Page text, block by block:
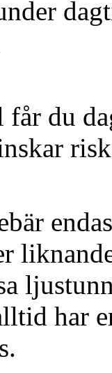
får du
har